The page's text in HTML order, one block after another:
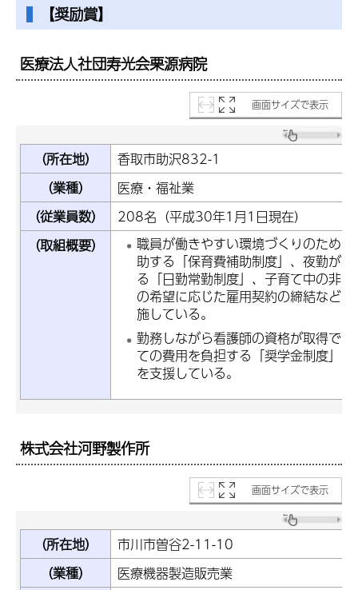
【奨励賞】
医療法人社団寿光会栗源病院
画面サイズで表示
（所在地）
香取市助沢832-1
（業種）
医療・福祉業
（従業員数）
208名（平成30年1月1日現在）
（取組概要）
職員が働きやすい環境づくりのため
助する「保育費補助制度」、夜勤が
る「日勤常勤制度」、子育て中の非
の希望に応じた雇用契約の締結など
施している。
勤務しながら看護師の資格が取得で
ての費用を負担する「奨学金制度」
を支援している。
株式会社河野製作所
画面サイズで表示
（所在地）
市川市曽谷2-11-10
（業種）
医療機器製造販売業